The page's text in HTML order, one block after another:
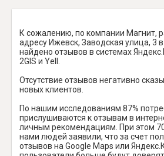
К сожалению, по компании Магнит,
адресу Ижевск, Заводская улица, 3
найдено отзывов в системах
2GIS и Yell.
Отсутствие отзывов негативно
новых клиентов.
По нашим исследованиям 87%
прислушиваются к отзывам в
личным рекомендациям. При этом
нами людей заявили, что за счет
отзывов на Google Maps или